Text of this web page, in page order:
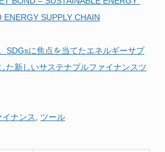
SUPPLY CHAIN
SDGsに焦点を当てたエネルギーサプ
た新しいサステナブルファイナンスツ
ナンス ツール